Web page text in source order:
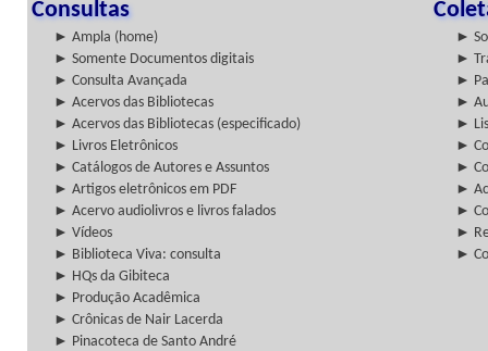
Consultas
► Ampla (home)
►
► Somente Documentos digitais
►
► Consulta Avançada
►
► Acervos das Bibliotecas
►
► Acervos das Bibliotecas (especificado)
►
► Livros Eletrônicos
►
► Catálogos de Autores e Assuntos
►
► Artigos eletrônicos em PDF
►
► Acervo audiolivros e livros falados
►
► Vídeos
►
► Biblioteca Viva: consulta
►
► HQs da Gibiteca
► Produção Acadêmica
► Crônicas de Nair Lacerda
► Pinacoteca de Santo André